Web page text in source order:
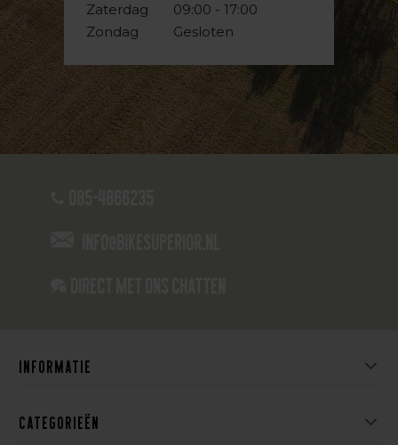
Zaterdag
Zondag
09:00 - 17:00
Gesloten
Informatie
Categorieën